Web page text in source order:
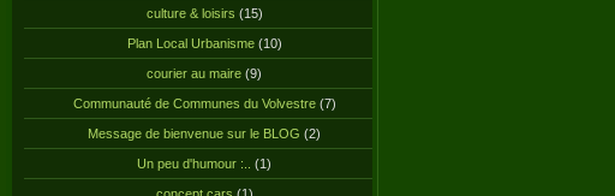
culture & loisirs (15)
Plan Local Urbanisme(10)
courier au maire (9)
Communauté de Communes du Volvestre(7)
Message de bienvenue sur le BLOG (2)
Un peu d'humour :.. (1)